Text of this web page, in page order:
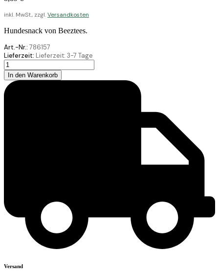
inkl. MwSt., zzgl.Versandkosten
Hundesnack von Beeztees.
Art.-Nr.: 786157
Lieferzeit: Lieferzeit: 3-7 Tage
Beeztees
Hundesnack
Kaffeeholz
L
In den Warenkorb
Versand